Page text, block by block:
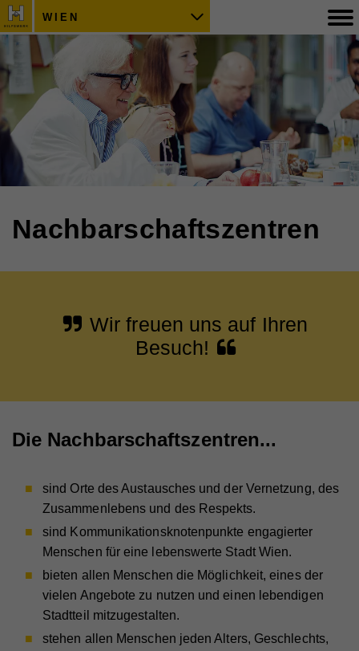
WIEN
Nachbarschaftszentren
Wir freuen uns auf Ihren
Besuch!
Die Nachbarschaftszentren...
sind Orte des Austausches und der Vernetzung, des
Zusammenlebens und des Respekts.
sind Kommunikationsknotenpunkte engagierter
Menschen für eine lebenswerte Stadt Wien.
bieten allen Menschen die Möglichkeit, eines der
vielen Angebote zu nutzen und einen lebendigen
Stadtteil mitzugestalten.
stehen allen Menschen jeden Alters, Geschlechts,